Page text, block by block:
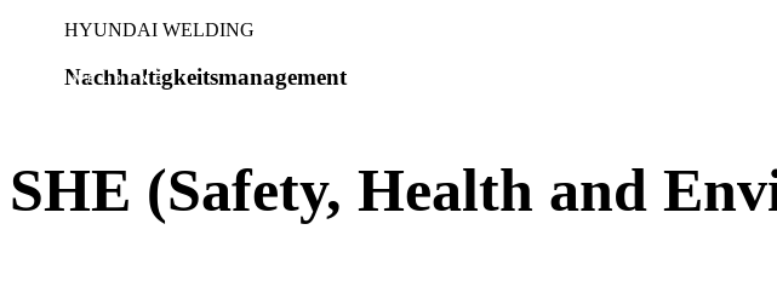
HYUNDAI WELDING
Nachhaltigkeitsmanagement
SHE (Safety, Health and